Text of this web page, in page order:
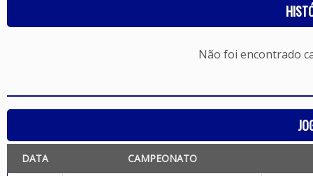
Não foi encontrado
DATA CAMPEONATO